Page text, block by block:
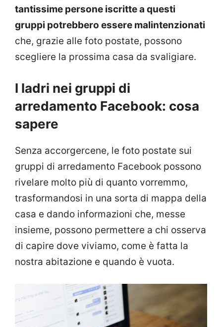
tantissime persone iscritte a questi
gruppi potrebbero essere malintenzionati
che, grazie alle foto postate, possono
scegliere la prossima casa da svaligiare.
I ladri nei gruppi di
arredamento Facebook: cosa
sapere
Senza accorgercene, le foto postate sui
gruppi di arredamento Facebook possono
rivelare molto più di quanto vorremmo,
trasformandosi in una sorta di mappa della
casa e dando informazioni che, messe
insieme, possono permettere a chi osserva
di capire dove viviamo, come è fatta la
nostra abitazione e quando è vuota.